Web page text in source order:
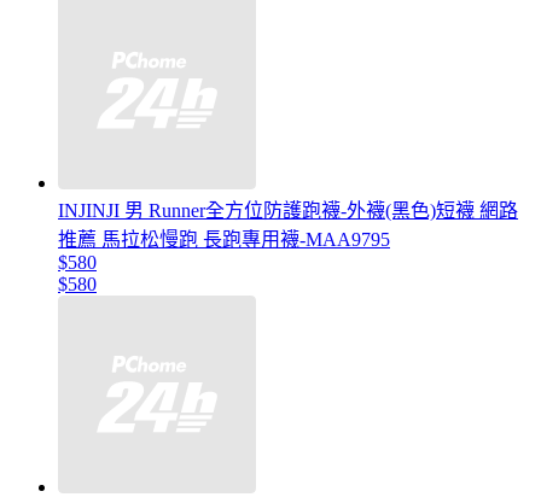
INJINJI 男 Runner全方位防護跑襪-外襪(黑色)短襪 網路
推薦 馬拉松慢跑 長跑專用襪-MAA9795
$580
$580